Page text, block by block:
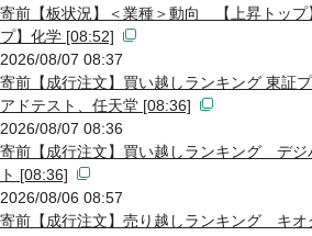
寄前【板状況】＜業種＞動向 【上昇トッ
プ】化学 [08:52]
2026/08/07 08:37
寄前【成行注文】買い越しランキング 東証
アドテスト、任天堂 [08:36]
2026/08/07 08:36
寄前【成行注文】買い越しランキング デジ
ト [08:36]
2026/08/06 08:57
寄前【成行注文】売り越しランキング キオ